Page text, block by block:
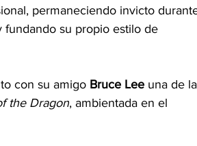
permaneciendo invicto
fundando su propio estilo de
con su amigo Bruce Lee una de
the Dragon, ambientada en el